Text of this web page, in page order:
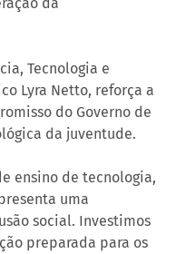
Tecnologia e
Lyra Netto, reforça a
do Governo de
da juventude.
ensino de tecnologia,
uma
social. Investimos
preparada para os